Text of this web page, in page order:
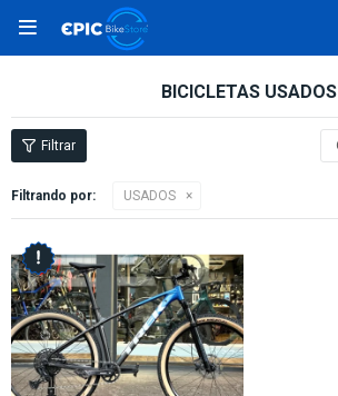

BICICLETAS USADOS
Filtrando por: USADOS